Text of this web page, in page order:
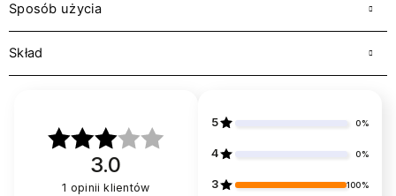
Sposób użycia
Skład
3.0
1 opinii klientów
5 0%
4 0%
3 100%